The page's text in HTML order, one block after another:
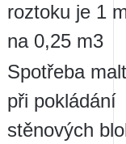
roztoku je 1
na 0,25 m3
Spotřeba
při pokládání
stěnových